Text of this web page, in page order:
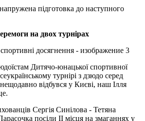
підготовка до наступного
на двох турнірах
Дитячо-юнацької спортивної
турнірі з дзюдо серед
відбувся у Києві, наш Ілля
Сергія Синілова - Тетяна
посіли ІІ місця на змаганнях у